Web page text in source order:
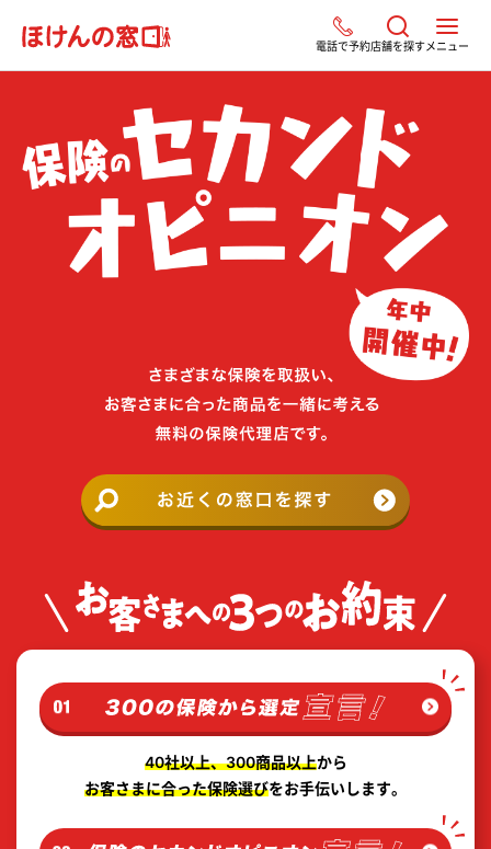
電話で予約店舗を探すメニュー
40社以上、300商品以上から
お客さまに合った保険選びをお手伝いします。